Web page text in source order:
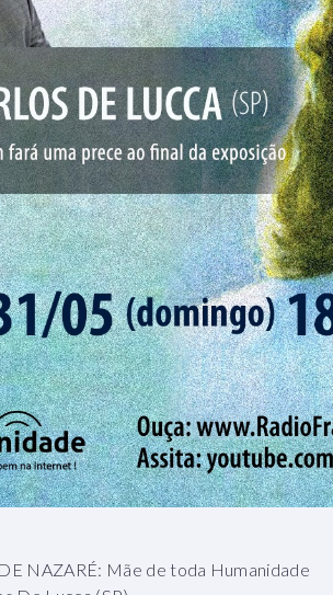
NAZARÉ: Mãe de toda Humanidade